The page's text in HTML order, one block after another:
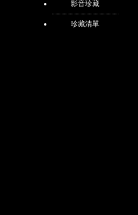
影音珍藏
珍藏清單